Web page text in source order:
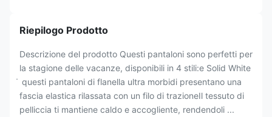
Riepilogo Prodotto
Descrizione del prodotto Questi pantaloni sono perfetti per
la stagione delle vacanze, disponibili in 4 stili:e Solid White
̇ questi pantaloni di flanella ultra morbidi presentano una
fascia elastica rilassata con un filo di trazioneIl tessuto di
pelliccia ti mantiene caldo e accogliente, rendendoli ...